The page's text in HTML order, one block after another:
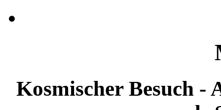
Kosmischer Besuch -